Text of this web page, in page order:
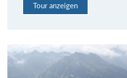
Tour anzeigen